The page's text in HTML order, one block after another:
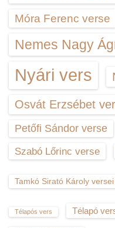
Móra Ferenc verse
Nemes Nagy
Nyári vers
Osvát Erzsébet
Petőfi Sándor verse
Szabó Lőrinc verse
Tamkó Sirató Károly versei
Télapós vers Télapó